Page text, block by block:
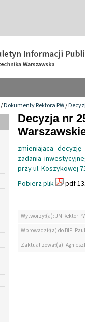
/Dokumenty Rektora PW/
Decyzja nr
zmieniająca
zadania
przy ul. Koszykowej
Pobierz plik
pdf
Wytworzył(a): JM Rektor
Wprowadził(a) do BIP:
Zaktualizował(a):